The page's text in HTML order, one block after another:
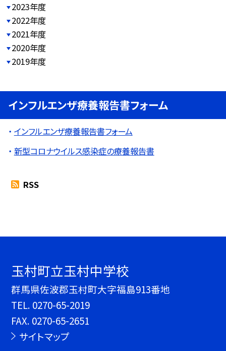
2023年度
2022年度
2021年度
2020年度
2019年度
インフルエンザ療養報告書フォーム
インフルエンザ療養報告書フォーム
新型コロナウイルス感染症の療養報告書
RSS
玉村町立玉村中学校
群馬県佐波郡玉村町大字福島913番地
TEL. 0270-65-2019
FAX. 0270-65-2651
サイトマップ